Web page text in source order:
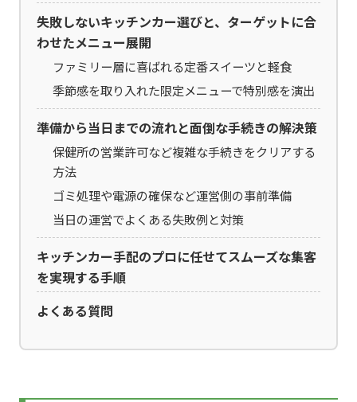
失敗しないキッチンカー選びと、ターゲットに合
わせたメニュー展開
ファミリー層に喜ばれる定番スイーツと軽食
季節感を取り入れた限定メニューで特別感を演出
準備から当日までの流れと面倒な手続きの解決策
保健所の営業許可など複雑な手続きをクリアする
方法
ゴミ処理や電源の確保など運営側の事前準備
当日の運営でよくある失敗例と対策
キッチンカー手配のプロに任せてスムーズな集客
を実現する手順
よくある質問